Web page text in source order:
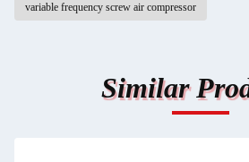
variable frequency screw air compressor
Similar